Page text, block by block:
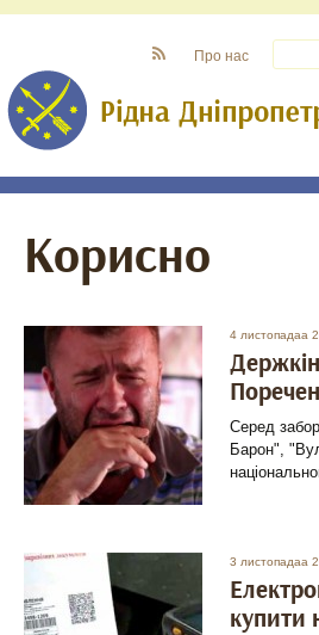
Про нас
Корисно
4 листопадаа
Серед
Барон",
3 листопадаа
купити